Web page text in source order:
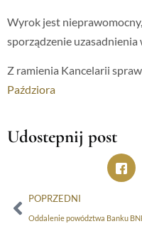
Wyrok jest
sporządzenie uzasadnienia
Z ramienia Kancelarii
Paździora
Udostepnij post
POPRZEDNI